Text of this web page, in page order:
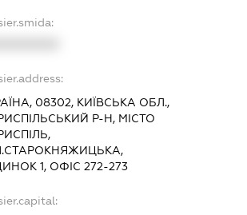
08302, КИЇВСЬКА ОБЛ.,
Р-Н, МІСТО
1, ОФІС 272-273